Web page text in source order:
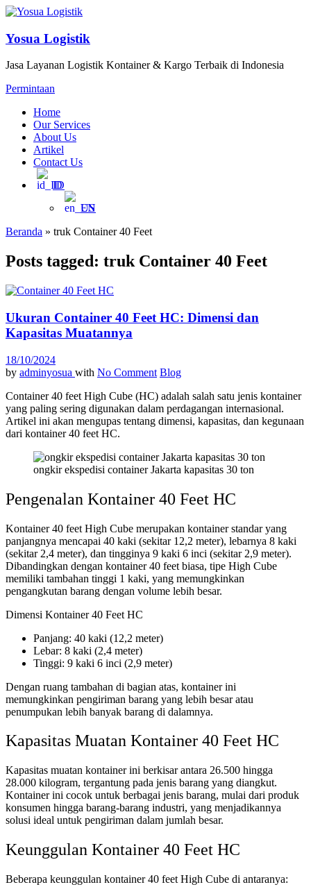
Yosua Logistik
Jasa Layanan Logistik Kontainer & Kargo Terbaik di Indonesia
Permintaan
Home
Our Services
About Us
Artikel
Contact Us
ID
EN
Beranda » truk Container 40 Feet
Posts tagged: truk Container 40 Feet
Ukuran Container 40 Feet HC: Dimensi dan
Kapasitas Muatannya
18/10/2024
by adminyosua with No Comment Blog
Container 40 feet High Cube (HC) adalah salah satu jenis kontainer
yang paling sering digunakan dalam perdagangan internasional.
Artikel ini akan mengupas tentang dimensi, kapasitas, dan kegunaan
dari kontainer 40 feet HC.
ongkir ekspedisi container Jakarta kapasitas 30 ton
Pengenalan Kontainer 40 Feet HC
Kontainer 40 feet High Cube merupakan kontainer standar yang
panjangnya mencapai 40 kaki (sekitar 12,2 meter), lebarnya 8 kaki
(sekitar 2,4 meter), dan tingginya 9 kaki 6 inci (sekitar 2,9 meter).
Dibandingkan dengan kontainer 40 feet biasa, tipe High Cube
memiliki tambahan tinggi 1 kaki, yang memungkinkan
pengangkutan barang dengan volume lebih besar.
Dimensi Kontainer 40 Feet HC
Panjang: 40 kaki (12,2 meter)
Lebar: 8 kaki (2,4 meter)
Tinggi: 9 kaki 6 inci (2,9 meter)
Dengan ruang tambahan di bagian atas, kontainer ini
memungkinkan pengiriman barang yang lebih besar atau
penumpukan lebih banyak barang di dalamnya.
Kapasitas Muatan Kontainer 40 Feet HC
Kapasitas muatan kontainer ini berkisar antara 26.500 hingga
28.000 kilogram, tergantung pada jenis barang yang diangkut.
Kontainer ini cocok untuk berbagai jenis barang, mulai dari produk
konsumen hingga barang-barang industri, yang menjadikannya
solusi ideal untuk pengiriman dalam jumlah besar.
Keunggulan Kontainer 40 Feet HC
Beberapa keunggulan kontainer 40 feet High Cube di antaranya: